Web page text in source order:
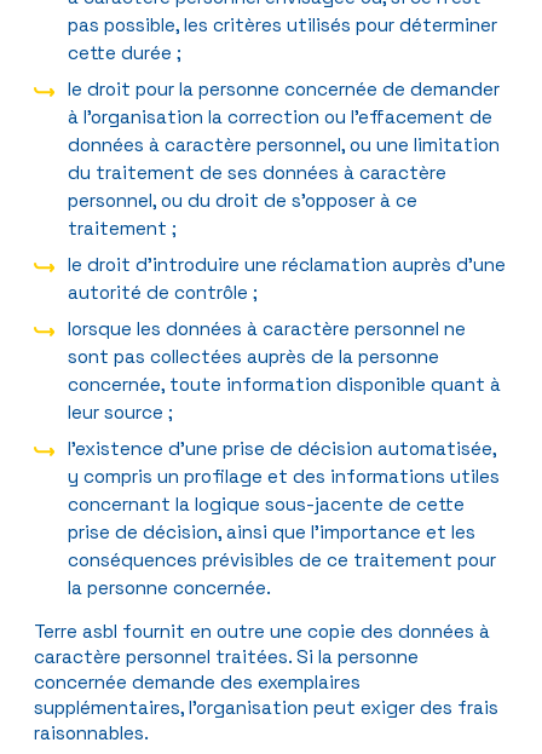
pas possible, les critères utilisés pour déterminer
cette durée ;
le droit pour la personne concernée de demander
à l’organisation la correction ou l’effacement de
données à caractère personnel, ou une limitation
du traitement de ses données à caractère
personnel, ou du droit de s’opposer à ce
traitement ;
le droit d’introduire une réclamation auprès d’une
autorité de contrôle ;
lorsque les données à caractère personnel ne
sont pas collectées auprès de la personne
concernée, toute information disponible quant à
leur source ;
l’existence d’une prise de décision automatisée,
y compris un profilage et des informations utiles
concernant la logique sous-jacente de cette
prise de décision, ainsi que l’importance et les
conséquences prévisibles de ce traitement pour
la personne concernée.
Terre asbl fournit en outre une copie des données à
caractère personnel traitées. Si la personne
concernée demande des exemplaires
supplémentaires, l’organisation peut exiger des frais
raisonnables.